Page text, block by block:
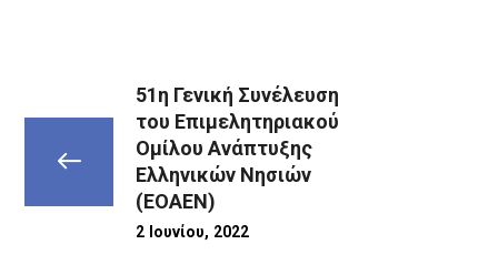
51η Γενική Συνέλευση
του Επιμελητηριακού
Ομίλου Ανάπτυξης
Ελληνικών Νησιών
(ΕΟΑΕΝ)
2 Ιουνίου, 2022